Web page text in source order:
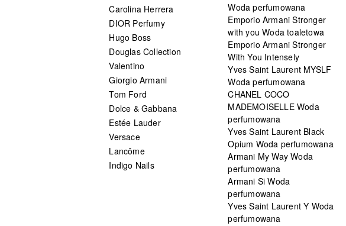
Carolina Herrera
DIOR Perfumy
Hugo Boss
Douglas Collection
Valentino
Giorgio Armani
Tom Ford
Dolce & Gabbana
Estée Lauder
Versace
Lancôme
Indigo Nails
Woda perfumowana
Emporio Armani Stronger
with you Woda toaletowa
Emporio Armani Stronger
With You Intensely
Yves Saint Laurent MYSLF
Woda perfumowana
CHANEL COCO
MADEMOISELLE Woda
perfumowana
Yves Saint Laurent Black
Opium Woda perfumowana
Armani My Way Woda
perfumowana
Armani Si Woda
perfumowana
Yves Saint Laurent Y Woda
perfumowana